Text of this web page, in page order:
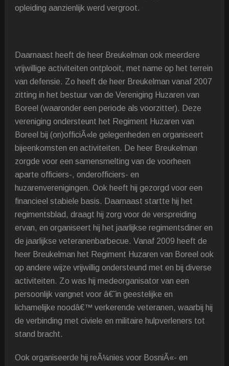
opleiding aanzienlijk werd vergroot.
Daarnaast heeft de heer Breukelman ook meerdere
vrijwillige activiteiten ontplooit, met name op het terrein
van defensie. Zo heeft de heer Breukelman vanaf 2007
zitting in het bestuur van de Vereniging Huzaren van
Boreel (waaronder een periode als voorzitter). Deze
vereniging ondersteunt het Regiment Huzaren van
Boreel bij (on)officiÃ«le gelegenheden en organiseert
bijeenkomsten en activiteiten. De heer Breukelman
zorgde voor een samensmelting van de voorheen
aparte officiers-, onderofficiers- en
huzarenverenigingen. Ook heeft hij gezorgd voor een
financieel stabiele basis. Daarnaast startte hij het
regimentsblad, draagt hij zorg voor de verspreiding
ervan, en organiseert hij het jaarlijkse regimentsdiner en
de jaarlijkse veteranenbarbecue. Vanaf 2009 heeft de
heer Breukelman het Regiment Huzaren van Boreel ook
op andere wijze vrijwillig ondersteund met en bij diverse
activiteiten. Zo was hij medeorganisator van een
persoonlijk vangnet voor â€˜in geestelijke en
lichamelijke noodâ€™ verkerende veteranen, waarbij hij
de verbinding met civiele en militaire hulpverleners tot
stand bracht.
Ook organiseerde hij reÃ¼nies voor BosniÃ«- en